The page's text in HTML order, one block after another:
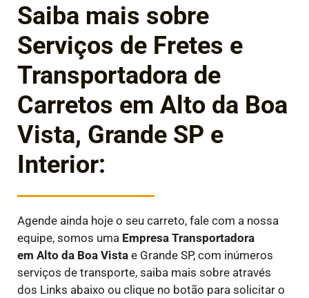
Saiba mais sobre
Serviços de Fretes e
Transportadora de
Carretos em Alto da Boa
Vista, Grande SP e
Interior:
Agende ainda hoje o seu carreto, fale com a nossa
equipe, somos uma Empresa Transportadora
em Alto da Boa Vista e Grande SP, com inúmeros
serviços de transporte, saiba mais sobre através
dos Links abaixo ou clique no botão para solicitar o